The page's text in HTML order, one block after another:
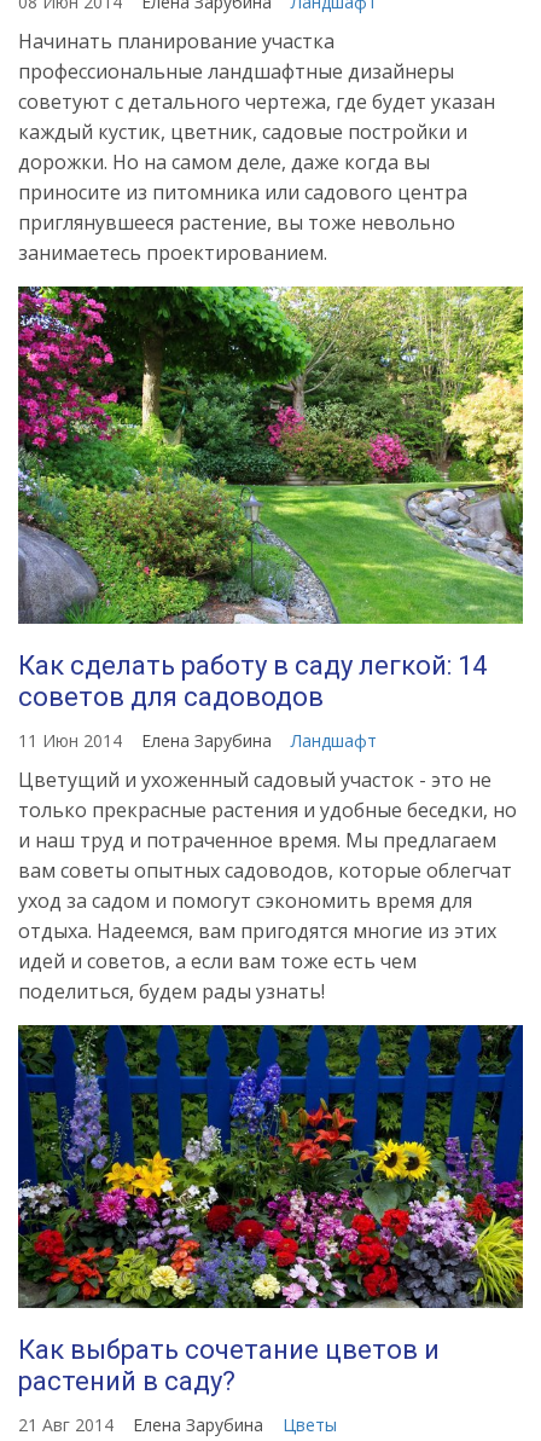
Начинать планирование участка
профессиональные ландшафтные дизайнеры
советуют с детального чертежа, где будет указан
каждый кустик, цветник, садовые постройки и
дорожки. Но на самом деле, даже когда вы
приносите из питомника или садового центра
приглянувшееся растение, вы тоже невольно
занимаетесь проектированием.
Как сделать работу в саду легкой: 14
советов для садоводов
11 Июн 2014 Елена Зарубина Ландшафт
Цветущий и ухоженный садовый участок - это не
только прекрасные растения и удобные беседки, но
и наш труд и потраченное время. Мы предлагаем
вам советы опытных садоводов, которые облегчат
уход за садом и помогут сэкономить время для
отдыха. Надеемся, вам пригодятся многие из этих
идей и советов, а если вам тоже есть чем
поделиться, будем рады узнать!
Как выбрать сочетание цветов и
растений в саду?
21 Авг 2014 Елена Зарубина Цветы